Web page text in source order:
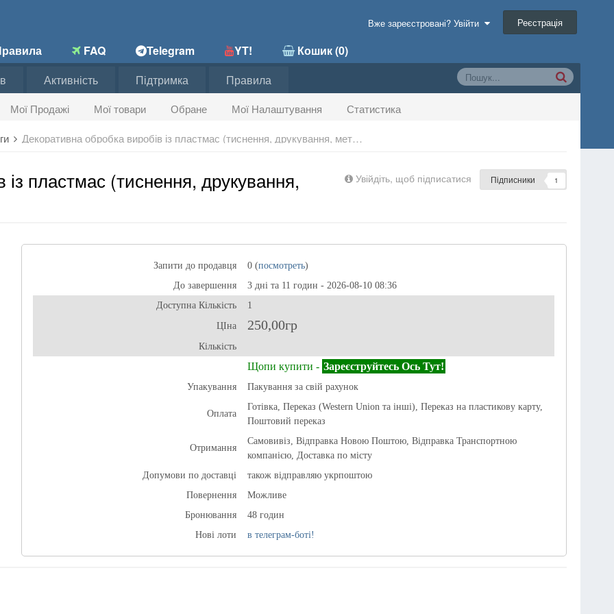
FAQ Telegram YT! Кошик (0)
Вже зареєстровані? Увійти Реєстрація
Мої Продажі Мої товари Обране Мої Налаштування Статистика
Активність Підтримка Правила
Декоративна обробка виробів із пластмас (тиснення, друкування, металізація та ін.)
Увійдіть, щоб підписатися Підписники 1
пластмас (тиснення, друкування,
Запити до продавця 0 (посмотреть)
До завершення
3 дні та 11 годин - 2026-08-10 08:36
Доступна Кількість
1
ЦІна
250,00гр
Кількість
Щопи купити - Зареєструйтесь Ось Тут!
Упакування Пакування за свій рахунок
Оплата
Готівка, Переказ (Western Union та інші), Переказ на пластикову карту,
Поштовий переказ
Отримання
Самовивіз, Відправка Новою Поштою, Відправка Транспортною
компанією, Доставка по місту
Допумови по доставці
також відправляю укрпоштою
Повернення
Можливе
Бронювання
48 годин
Нові лоти
в телеграм-боті!